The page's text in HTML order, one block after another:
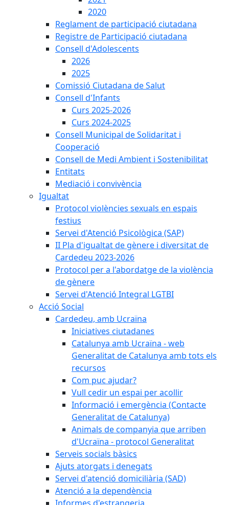
2020
Reglament de participació ciutadana
Registre de Participació ciutadana
Consell d'Adolescents
2026
2025
Comissió Ciutadana de Salut
Consell d'Infants
Curs 2025-2026
Curs 2024-2025
Consell Municipal de Solidaritat i
Cooperació
Consell de Medi Ambient i Sostenibilitat
Entitats
Mediació i convivència
Igualtat
Protocol violències sexuals en espais
festius
Servei d'Atenció Psicològica (SAP)
II Pla d'igualtat de gènere i diversitat de
Cardedeu 2023-2026
Protocol per a l'abordatge de la violència
de gènere
Servei d'Atenció Integral LGTBI
Acció Social
Cardedeu, amb Ucraïna
Iniciatives ciutadanes
Catalunya amb Ucraïna - web
Generalitat de Catalunya amb tots els
recursos
Com puc ajudar?
Vull cedir un espai per acollir
Informació i emergència (Contacte
Generalitat de Catalunya)
Animals de companyia que arriben
d'Ucraïna - protocol Generalitat
Serveis socials bàsics
Ajuts atorgats i denegats
Servei d'atenció domiciliària (SAD)
Atenció a la dependència